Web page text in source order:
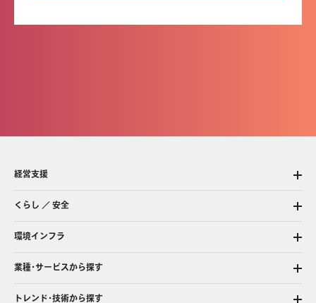
経営支援
くらし ／ 安全
環境インフラ
業種・サービスから探す
トレンド・技術から探す